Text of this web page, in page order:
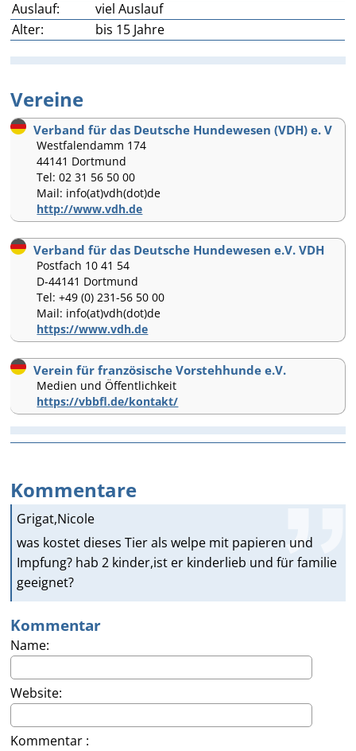
Auslauf:
viel Auslauf
Alter:
bis 15 Jahre
Vereine
Verband für das Deutsche Hundewesen (VDH) e. V
Westfalendamm 174
44141 Dortmund
Tel: 02 31 56 50 00
Mail: info(at)vdh(dot)de
http://www.vdh.de
Verband für das Deutsche Hundewesen e.V. VDH
Postfach 10 41 54
D-44141 Dortmund
Tel: +49 (0) 231-56 50 00
Mail: info(at)vdh(dot)de
https://www.vdh.de
Verein für französische Vorstehhunde e.V.
Medien und Öffentlichkeit
https://vbbfl.de/kontakt/
Kommentare
Grigat,Nicole
was kostet dieses Tier als welpe mit papieren und
Impfung? hab 2 kinder,ist er kinderlieb und für familie
geeignet?
Kommentar
Name:
Website:
Kommentar :